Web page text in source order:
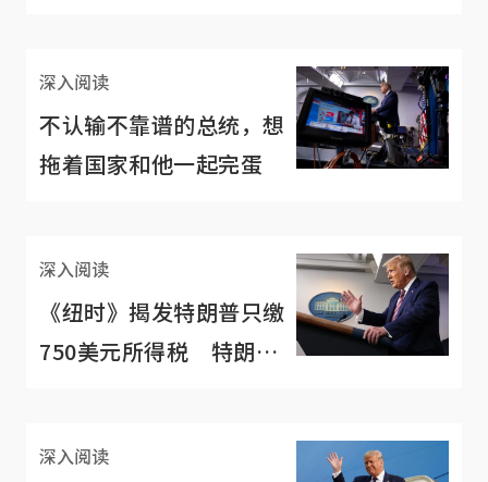
深入阅读
不认输不靠谱的总统，想
拖着国家和他一起完蛋
深入阅读
《纽时》揭发特朗普只缴
750美元所得税 特朗普
深入阅读